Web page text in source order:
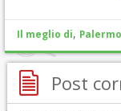
Il meglio di, Palermo
Post